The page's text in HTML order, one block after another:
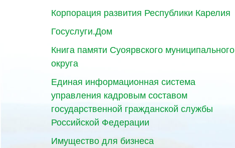
Корпорация развития Республики Карелия
Госуслуги.Дом
Книга памяти Суоярвского муниципального
округа
Единая информационная система
управления кадровым составом
государственной гражданской службы
Российской Федерации
Имущество для бизнеса